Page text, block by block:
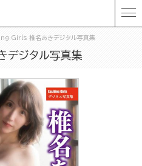
Girls 椎名あきデジタル写真集
ジタル写真集